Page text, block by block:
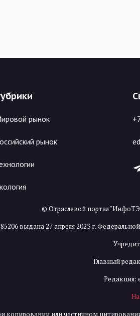
рынок
рынок
© Отраслевой портал
выдана 27 апреля 2023 г.
Главный
Редакция:
копировании или частичном